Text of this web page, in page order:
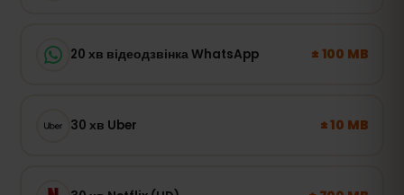
20 хв відеодзвінка WhatsApp ± 100 MB
30 хв Uber ± 10 MB